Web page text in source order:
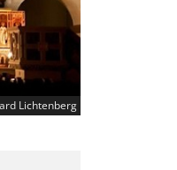
Lichtenberg